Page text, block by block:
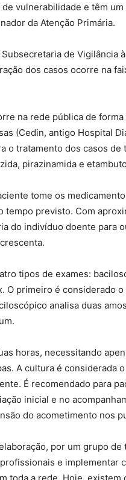
vulnerabilidade e têm
da Atenção Primária.
de Vigilância
dos casos ocorre na
na rede pública de
(Cedin, antigo Hospital
o tratamento dos casos
pirazinamida e
tome os
tempo previsto. Com
do indivíduo doente para
tipos de exames:
O primeiro é considerado
analisa duas
horas, necessitando
A cultura é considerada
É recomendado para
inicial e no
do acometimento nos
por um grupo
e implementar
toda a rede. Hoje,